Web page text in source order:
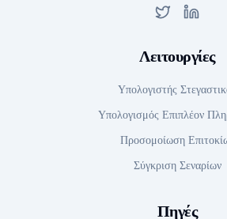
Λειτουργίες
Υπολογιστής
Υπολογισμός Επιπλέον
Προσομοίωση
Σύγκριση Σεναρίων
Πηγές